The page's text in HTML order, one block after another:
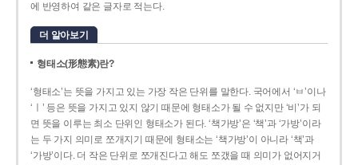
에 반영하여 같은 글자로 적는다.
더 알아보기
형태소(形態素)란?
‘형태소’는 뜻을 가지고 있는 가장 작은 단위를 말한다. 국어에서 ‘ㅂ’이나
‘ㅣ’ 등은 뜻을 가지고 있지 않기 때문에 형태소가 될 수 없지만 ‘비’가 되
면 뜻을 이루는 최소 단위인 형태소가 된다. ‘책가방’은 ‘책’과 ‘가방’이라
는 두 가지 의미로 쪼개지기 때문에 형태소는 ‘책가방’이 아니라 ‘책’과
‘가방’이다. 더 작은 단위로 쪼개진다고 해도 쪼갰을 때 의미가 없어지거